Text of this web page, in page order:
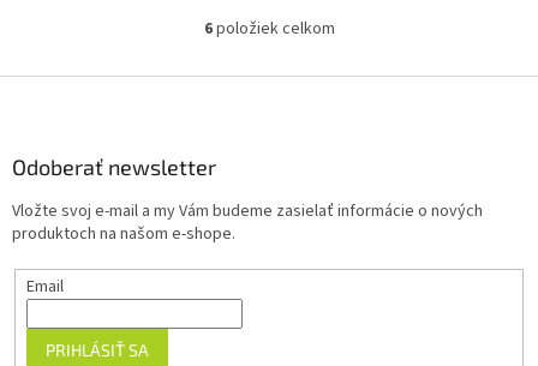
O
l
e
r
6položiek celkom
Odoberať newsletter
Vložte svoj e-mail a my Vám budeme zasielať informácie o nových
produktoch na našom e-shope.
Email
PRIHLÁSIŤ SA